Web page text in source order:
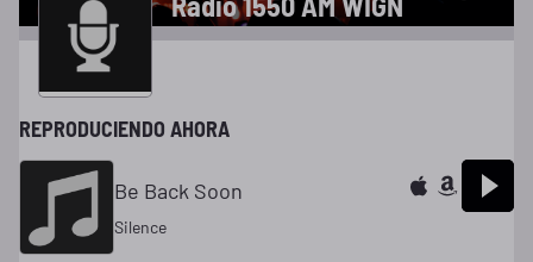
REPRODUCIENDO AHORA
Be Back Soon
Silence